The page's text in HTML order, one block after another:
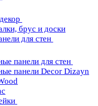
брус и доски
для стен
панели для стен
панели Decor Dizayn